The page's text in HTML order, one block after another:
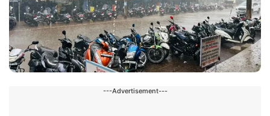
---Advertisement---